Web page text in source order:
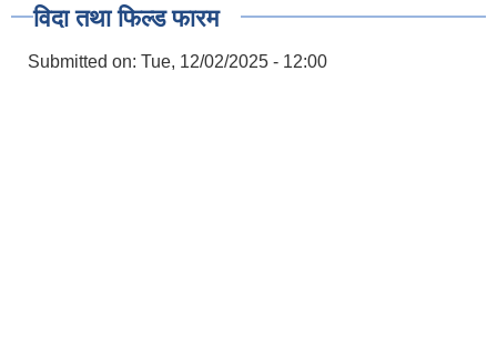
विदा तथा फिल्ड फारम
Submitted on: Tue, 12/02/2025 - 12:00